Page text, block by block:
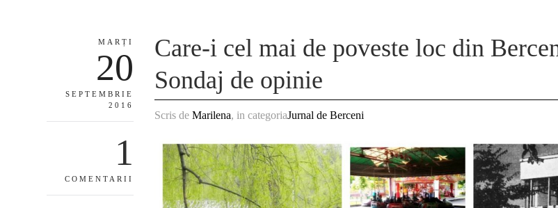
MARȚI
20
SEPTEMBRIE
2016
1
COMENTARII
Care-i cel mai de poveste loc din
Sondaj de opinie
Scris deMarilena, in categoriaJurnal de Berceni